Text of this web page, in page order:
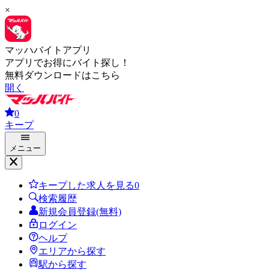
×
マッハバイトアプリ
アプリでお得にバイト探し！
無料ダウンロードはこちら
開く
0
キープ
メニュー
キープした求人を見る0
検索履歴
新規会員登録(無料)
ログイン
ヘルプ
エリアから探す
駅から探す